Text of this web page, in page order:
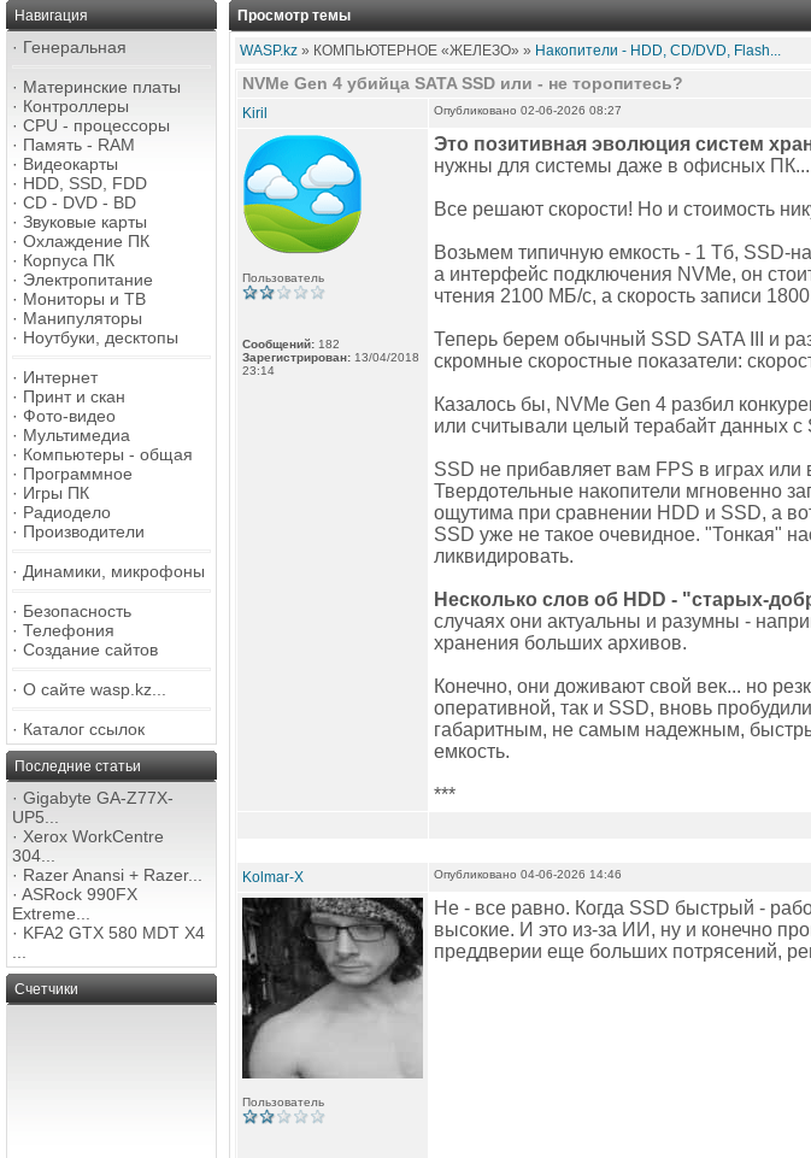
Навигация
· Генеральная
· Материнские платы
· Контроллеры
· CPU - процессоры
· Память - RAM
· Видеокарты
· HDD, SSD, FDD
· CD - DVD - BD
· Звуковые карты
· Охлаждение ПК
· Корпуса ПК
· Электропитание
· Мониторы и ТВ
· Манипуляторы
· Ноутбуки, десктопы
· Интернет
· Принт и скан
· Фото-видео
· Мультимедиа
· Компьютеры - общая
· Программное
· Игры ПК
· Радиодело
· Производители
· Динамики, микрофоны
· Безопасность
· Телефония
· Создание сайтов
· О сайте wasp.kz...
· Каталог ссылок
Последние статьи
· Gigabyte GA-Z77X-
UP5...
· Xerox WorkCentre
304...
· Razer Anansi + Razer...
· ASRock 990FX
Extreme...
· KFA2 GTX 580 MDT X4
Счетчики
Просмотр темы
WASP.kz » КОМПЬЮТЕРНОЕ «ЖЕЛЕЗО» » Накопители - HDD, CD/DVD, Flash...
NVMe Gen 4 убийца SATA SSD или - не торопитесь?
Kiril Опубликовано 02-06-2026 08:27
Пользователь
Сообщений: 182
Зарегистрирован: 13/04/2018
23:14
Это позитивная эволюция систем
нужны для системы даже в офисных ПК...
Все решают скорости! Но и стоимость
Возьмем типичную емкость - 1 Тб, SSD-
а интерфейс подключения NVMe, он
чтения 2100 МБ/с, а скорость записи
Теперь берем обычный SSD SATA III и
скромные скоростные показатели:
Казалось бы, NVMe Gen 4 разбил
или считывали целый терабайт данных с
SSD не прибавляет вам FPS в играх или
Твердотельные накопители мгновенно
ощутима при сравнении HDD и SSD, а
SSD уже не такое очевидное. "Тонкая"
ликвидировать.
Несколько слов об HDD - "старых-
случаях они актуальны и разумны -
хранения больших архивов.
Конечно, они доживают свой век... но
оперативной, так и SSD, вновь
габаритным, не самым надежным,
емкость.
***
Kolmar-X Опубликовано 04-06-2026 14:46
Пользователь
Не - все равно. Когда SSD быстрый -
высокие. И это из-за ИИ, ну и конечно
преддверии еще больших потрясений,